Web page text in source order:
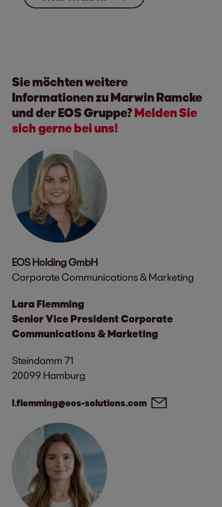
Sie möchten weitere
Informationen zu Marwin Ramcke
und der EOS Gruppe?Melden Sie
sich gerne bei uns!
EOS Holding GmbH
Corporate Communications & Marketing
Lara Flemming
Senior Vice President Corporate
Communications & Marketing
Steindamm 71
20099 Hamburg
l.flemming@eos-solutions.com